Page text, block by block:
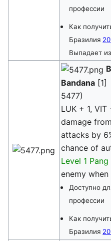
профессии
Как
Бразилия
Выпадает
Bandana
5477)
LUK + 1,
damage
attacks by
chance of
Level 1
enemy
Доступно
профессии
Как
Бразилия